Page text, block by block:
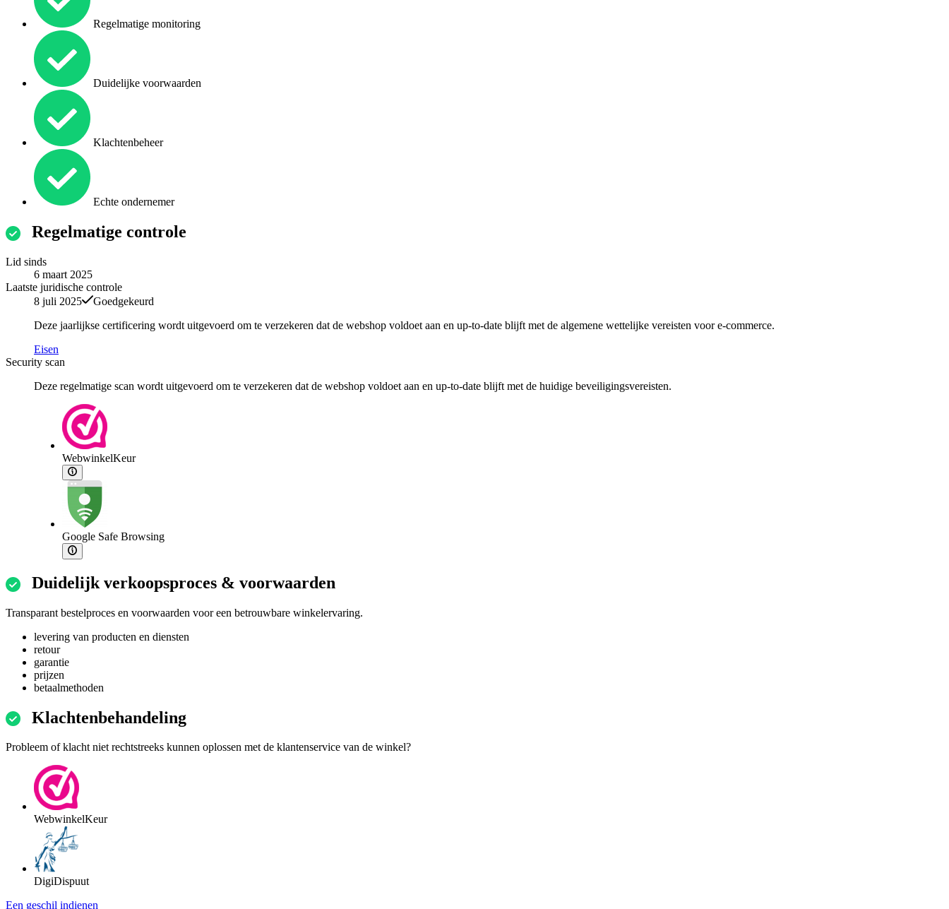
Regelmatige monitoring
Duidelijke voorwaarden
Klachtenbeheer
Echte ondernemer
Regelmatige controle
Lid sinds
6 maart 2025
Laatste juridische controle
8 juli 2025
Goedgekeurd
Deze jaarlijkse certificering wordt uitgevoerd om te verzekeren dat de webshop voldoet aan en up-to-date blijft met de algemene wettelijke vereisten voor e-commerce.
Eisen
Security scan
Deze regelmatige scan wordt uitgevoerd om te verzekeren dat de webshop voldoet aan en up-to-date blijft met de huidige beveiligingsvereisten.
WebwinkelKeur
Google Safe Browsing
Duidelijk verkoopsproces & voorwaarden
Transparant bestelproces en voorwaarden voor een betrouwbare winkelervaring.
levering van producten en diensten
retour
garantie
prijzen
betaalmethoden
Klachtenbehandeling
Probleem of klacht niet rechtstreeks kunnen oplossen met de klantenservice van de winkel?
WebwinkelKeur
DigiDispuut
Een geschil indienen